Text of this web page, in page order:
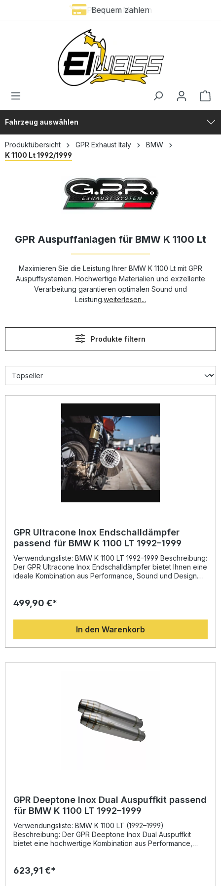
Premium Marken
Bequem zahlen
Fahrzeug auswählen
Produktübersicht GPR Exhaust Italy
BMW
K 1100 Lt 1992/1999
GPR Auspuffanlagen für BMW K 1100 Lt
Maximieren Sie die Leistung Ihrer BMW K 1100 Lt mit GPR
Auspuffsystemen. Hochwertige Materialien und exzellente
Verarbeitung garantieren optimalen Sound und
Leistung.weiterlesen...
Produkte filtern
GPR Ultracone Inox Endschalldämpfer
passend für BMW K 1100 LT 1992–1999
Verwendungsliste: BMW K 1100 LT 1992–1999 Beschreibung:
Der GPR Ultracone Inox Endschalldämpfer bietet Ihnen eine
ideale Kombination aus Performance, Sound und Design.
dieser Sportauspuff durch spürbare Leistungssteigerung,
Gewichtseinsparung gegenüber dem Originalauspuff. Das
innovative Edelstahlgehäuse sorgt für maximale Haltbarkeit
und eine sportlich-elegante Optik. Durch die homologierte
Bauweise und den herausnehmbaren db-Killer ist das
individuelle Soundanpassungen geeignet. Deutliche
Sound mit herausnehmbarem db-Killer Perfekte Passform –
Plug & Play Montage Lieferumfang: GPR Ultracone Inox
Fahrzeugspezifische Halterungen Montagematerial
Hinweise zur Montage und Homologation
499,90 €*
In den Warenkorb
GPR Deeptone Inox Dual Auspuffkit passend
für BMW K 1100 LT 1992–1999
Verwendungsliste: BMW K 1100 LT (1992–1999)
Beschreibung: Der GPR Deeptone Inox Dual Auspuffkit
bietet eine hochwertige Kombination aus Performance,
entwickelt und überzeugt durch seine exzellente
623,91 €*